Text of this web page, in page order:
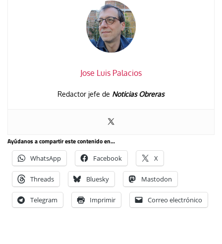
Jose Luis Palacios
Redactor jefe de Noticias Obreras
Ayúdanos a compartir este contenido en...
WhatsApp Facebook X
Threads Bluesky Mastodon
Telegram Imprimir Correo electrónico